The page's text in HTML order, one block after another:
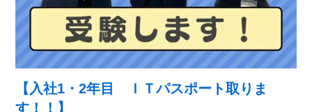
【入社1・2年目 ＩＴパスポート取りま
す！！】